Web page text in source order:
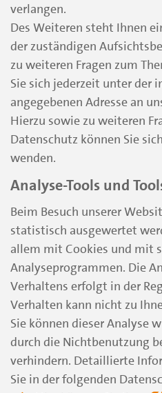
verlangen.
Des Weiteren steht Ihnen
der zuständigen
zu weiteren Fragen zum
Sie sich jederzeit unter der
angegebenen Adresse an
Hierzu sowie zu weiteren
Datenschutz können Sie
wenden.
Analyse-Tools und
Beim Besuch unserer
statistisch ausgewertet
allem mit Cookies und mit
Analyseprogrammen. Die
Verhaltens erfolgt in der
Verhalten kann nicht zu
Sie können dieser Analyse
durch die Nichtbenutzung
verhindern. Detaillierte
Sie in der folgenden